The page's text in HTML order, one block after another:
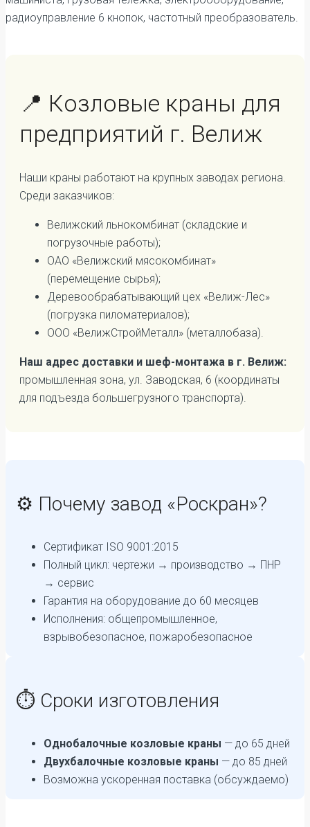
радиоуправление 6 кнопок, частотный преобразователь.
📍 Козловые краны для
предприятий г. Велиж
Наши краны работают на крупных заводах региона.
Среди заказчиков:
Велижский льнокомбинат (складские и
погрузочные работы);
ОАО «Велижский мясокомбинат»
(перемещение сырья);
Деревообрабатывающий цех «Велиж-Лес»
(погрузка пиломатериалов);
ООО «ВелижСтройМеталл» (металлобаза).
Наш адрес доставки и шеф-монтажа в г. Велиж:
промышленная зона, ул. Заводская, 6 (координаты
для подъезда большегрузного транспорта).
⚙️ Почему завод «Роскран»?
Сертификат ISO 9001:2015
Полный цикл: чертежи → производство → ПНР
→ сервис
Гарантия на оборудование до 60 месяцев
Исполнения: общепромышленное,
взрывобезопасное, пожаробезопасное
⏱️ Сроки изготовления
Однобалочные козловые краны — до 65 дней
Двухбалочные козловые краны — до 85 дней
Возможна ускоренная поставка (обсуждаемо)